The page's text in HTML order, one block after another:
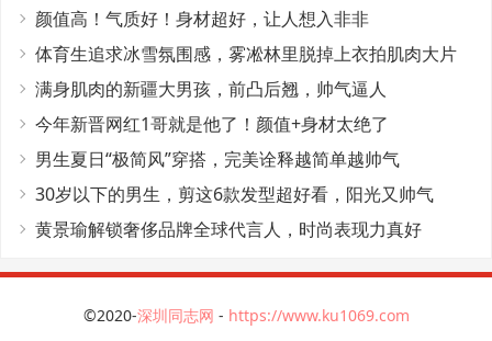
这4个条件
颜值高！气质好！身材超好，让人想入非非
体育生追求冰雪氛围感，雾凇林里脱掉上衣拍肌肉大片
满身肌肉的新疆大男孩，前凸后翘，帅气逼人
今年新晋网红1哥就是他了！颜值+身材太绝了
男生夏日“极简风”穿搭，完美诠释越简单越帅气
30岁以下的男生，剪这6款发型超好看，阳光又帅气
黄景瑜解锁奢侈品牌全球代言人，时尚表现力真好
©2020-深圳同志网 - https://www.ku1069.com